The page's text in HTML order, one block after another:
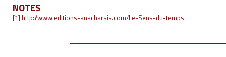
NOTES
[1] http://www.editions-anacharsis.com/Le-Sens-du-temps.